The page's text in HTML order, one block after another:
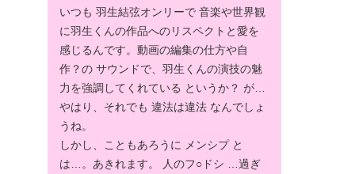
いつも 羽生結弦オンリーで 音楽や世界観
に羽生くんの作品へのリスペクトと愛を
感じるんです。動画の編集の仕方や自
作？の サウンドで、羽生くんの演技の魅
力を強調してくれている というか？ が…
やはり、それでも 違法は違法 なんでしょ
うね。
しかし、こともあろうに メンシプ と
は…。あきれます。 人のフ○ドシ …過ぎ